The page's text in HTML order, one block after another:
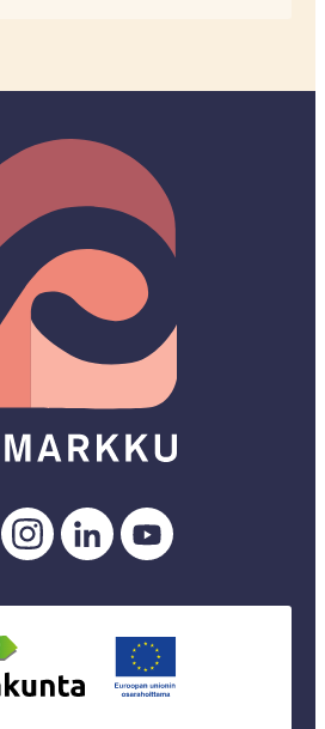
Pomarkku
Facebookissa
Pomarkku
Instagramissa
Pomarkku
LinkedInissä